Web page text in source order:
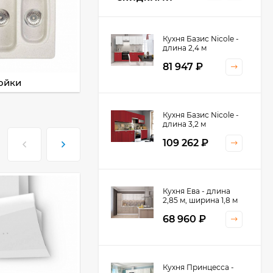
Кухня TREND - длина
1,3 м
22 771 ₽
Кухня Лондон - длина
2,8 м, ширина 1,96 м
75 507₽
Кухня Базис Nicole-
Mix 2,1 метра
42 750 ₽
Кухня Базис-
Кухня Базис Nicole -
длина 2,4 м
81 947 ₽
Кухня Базис Nicole -
длина 3,2 м
109 262 ₽
Кухня Ева - длина
2,85 м, ширина 1,8 м
68 960 ₽
Кухня Принцесса -